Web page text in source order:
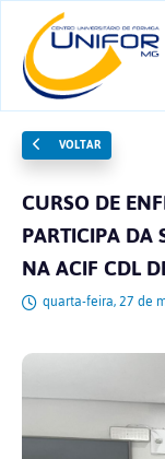
VOLTAR
CURSO DE
PARTICIPA DA
NA ACIF CDL
quarta-feira, 27 de